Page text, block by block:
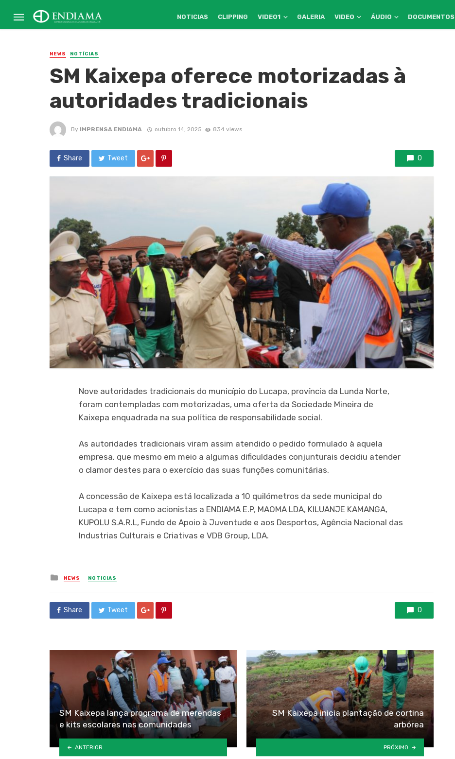
NOTICIAS CLIPPING VIDEO1 GALERIA VIDEO ÁUDIO DOCUMENTOS
NEWS NOTÍCIAS
SM Kaixepa oferece motorizadas à
autoridades tradicionais
By IMPRENSA ENDIAMA outubro 14, 2025 834 views
Share Tweet 0
Nove autoridades tradicionais do município do Lucapa, província da Lunda Norte,
foram contempladas com motorizadas, uma oferta da Sociedade Mineira de
Kaixepa enquadrada na sua política de responsabilidade social.
As autoridades tradicionais viram assim atendido o pedido formulado à aquela
empresa, que mesmo em meio a algumas dificuldades conjunturais decidiu atender
o clamor destes para o exercício das suas funções comunitárias.
A concessão de Kaixepa está localizada a 10 quilómetros da sede municipal do
Lucapa e tem como acionistas a ENDIAMA E.P, MAOMA LDA, KILUANJE KAMANGA,
KUPOLU S.A.R.L, Fundo de Apoio à Juventude e aos Desportos, Agência Nacional das
Industrias Culturais e Criativas e VDB Group, LDA.
Posted
in
NEWS NOTÍCIAS
Share Tweet 0
SM Kaixepa lança programa de merendas
e kits escolares nas comunidades
ANTERIOR
SM Kaixepa inicia plantação de cortina
arbórea
PRÓXIMO